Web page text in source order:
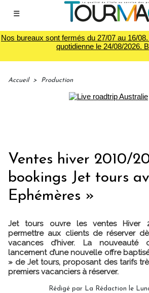
☰
Nos bureaux sont fermés du 27/07 au 16/
quotidienne le 24/08/2026.
Accueil > Production
Ventes hiver 2010/
bookings Jet tours
Ephémères »
Jet tours ouvre les ventes Hiver
permettre aux clients de réserver
vacances d’hiver. La
lancement d’une nouvelle offre
» de Jet tours, proposant des tarifs
premiers vacanciers à réserver.
Rédigé par La Rédaction le